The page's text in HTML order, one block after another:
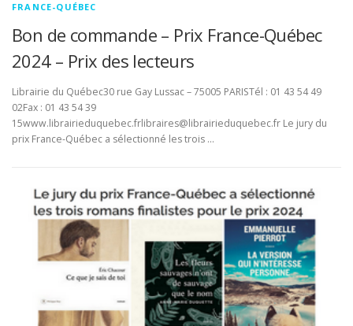
FRANCE-QUÉBEC
Bon de commande – Prix France-Québec
2024 – Prix des lecteurs
Librairie du Québec30 rue Gay Lussac – 75005 PARISTél : 01 43 54 49
02Fax : 01 43 54 39
15www.librairieduquebec.frlibraires@librairieduquebec.fr Le jury du
prix France-Québec a sélectionné les trois …